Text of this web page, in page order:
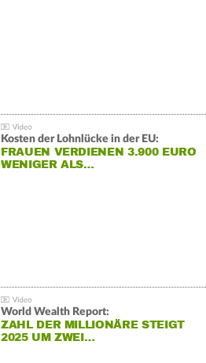
Kosten der Lohnlücke in der EU:
FRAUEN VERDIENEN 3.900 EURO
WENIGER ALS…
World Wealth Report:
ZAHL DER MILLIONÄRE STEIGT
2025 UM ZWEI…